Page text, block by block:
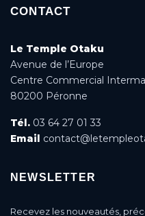
CONTACT
Le Temple Otaku
Avenue de l’Europe
Centre Commercial
80200 Péronne
Tél. 03 64 27 01 33
Email
NEWSLETTER
Recevez les nouveautés,